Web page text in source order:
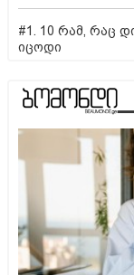
#1. 10 რამ, რაც
იცოდი